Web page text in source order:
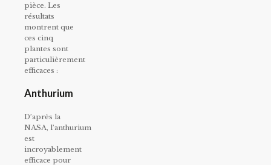
pièce. Les
résultats
montrent que
ces cinq
plantes sont
particulièrement
efficaces :
Anthurium
D’après la
NASA, l’anthurium
est
incroyablement
efficace pour